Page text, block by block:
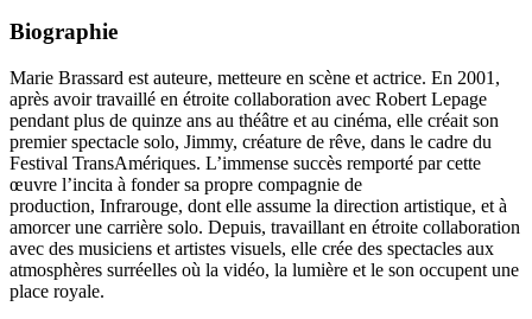
Biographie
Marie Brassard est auteure, metteure en scène et actrice. En 2001,
après avoir travaillé en étroite collaboration avec Robert Lepage
pendant plus de quinze ans au théâtre et au cinéma, elle créait son
premier spectacle solo, Jimmy, créature de rêve, dans le cadre du
Festival TransAmériques. L’immense succès remporté par cette
œuvre l’incita à fonder sa propre compagnie de
production, Infrarouge, dont elle assume la direction artistique, et à
amorcer une carrière solo. Depuis, travaillant en étroite collaboration
avec des musiciens et artistes visuels, elle crée des spectacles aux
atmosphères surréelles où la vidéo, la lumière et le son occupent une
place royale.